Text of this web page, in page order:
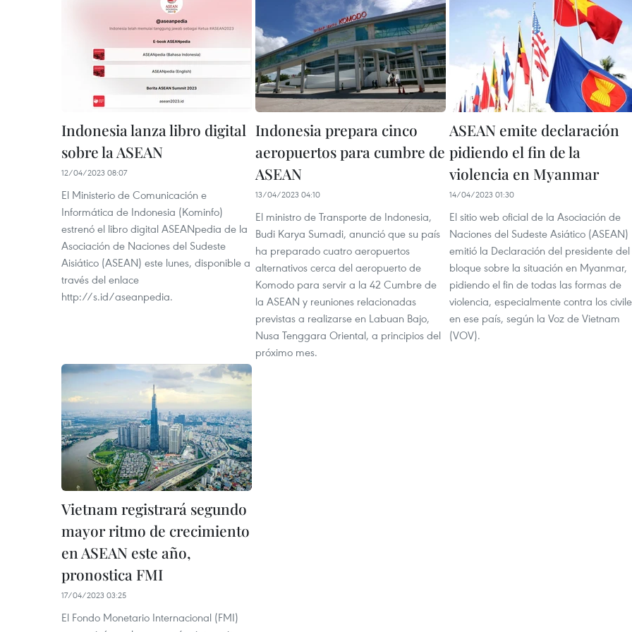
Indonesia lanza libro digital
sobre la ASEAN
12/04/2023 08:07
El Ministerio de Comunicación e
Informática de Indonesia (Kominfo)
estrenó el libro digital ASEANpedia de la
Asociación de Naciones del Sudeste
Aisiático (ASEAN) este lunes, disponible a
través del enlace
http://s.id/aseanpedia.
Indonesia prepara cinco
aeropuertos para cumbre de
ASEAN
13/04/2023 04:10
El ministro de Transporte de Indonesia,
Budi Karya Sumadi, anunció que su país
ha preparado cuatro aeropuertos
alternativos cerca del aeropuerto de
Komodo para servir a la 42 Cumbre de
la ASEAN y reuniones relacionadas
previstas a realizarse en Labuan Bajo,
Nusa Tenggara Oriental, a principios del
próximo mes.
ASEAN emite declaración
pidiendo el fin de la
violencia en Myanmar
14/04/2023 01:30
El sitio web oficial de la Asociación de
Naciones del Sudeste Asiático (ASEAN)
emitió la Declaración del presidente del
bloque sobre la situación en Myanmar,
pidiendo el fin de todas las formas de
violencia, especialmente contra los
en ese país, según la Voz de Vietnam
(VOV).
Vietnam registrará segundo
mayor ritmo de crecimiento
en ASEAN este año,
pronostica FMI
17/04/2023 03:25
El Fondo Monetario Internacional (FMI)